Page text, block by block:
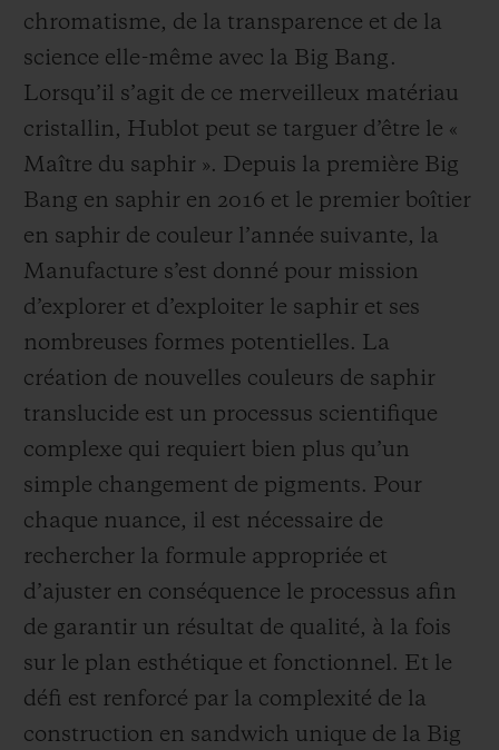
chromatisme, de la transparence et de la
science elle-même avec la Big Bang.
Lorsqu’il s’agit de ce merveilleux matériau
cristallin, Hublot peut se targuer d’être le «
Maître du saphir ». Depuis la première Big
Bang en saphir en 2016 et le premier boîtier
en saphir de couleur l’année suivante, la
Manufacture s’est donné pour mission
d’explorer et d’exploiter le saphir et ses
nombreuses formes potentielles. La
création de nouvelles couleurs de saphir
translucide est un processus scientifique
complexe qui requiert bien plus qu’un
simple changement de pigments. Pour
chaque nuance, il est nécessaire de
rechercher la formule appropriée et
d’ajuster en conséquence le processus afin
de garantir un résultat de qualité, à la fois
sur le plan esthétique et fonctionnel. Et le
défi est renforcé par la complexité de la
construction en sandwich unique de la Big
LIVRAISON ET RETOURS GRATUITS
PAIEMENT SÉCURISÉ
NOUS CONTACTER